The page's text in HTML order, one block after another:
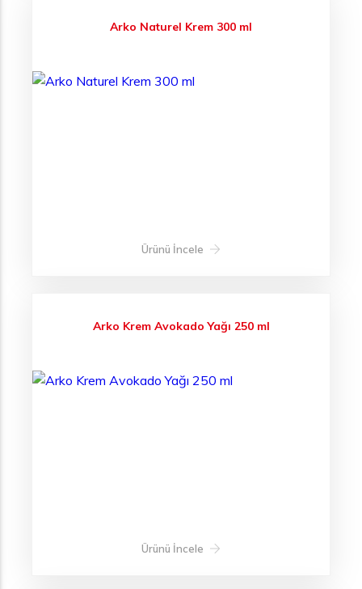
Arko Naturel Krem 300 ml
Ürünü İncele
Arko Krem Avokado Yağı 250 ml
Ürünü İncele